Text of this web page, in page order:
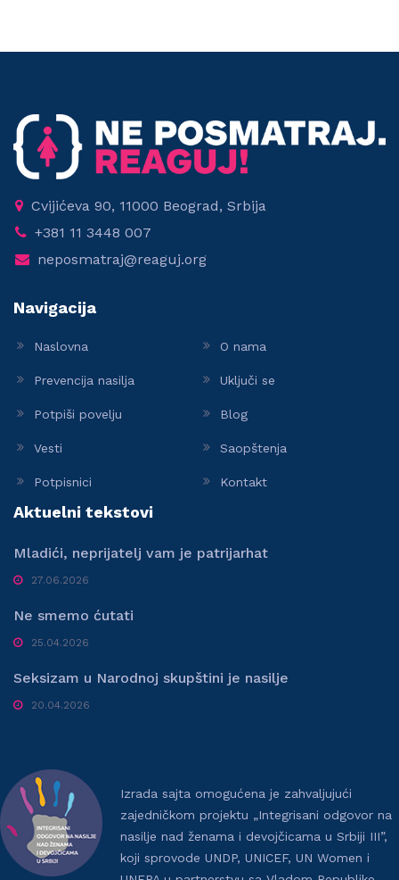
Cvijićeva 90, 11000 Beograd, Srbija
+381 11 3448 007
neposmatraj@reaguj.org
Navigacija
Naslovna O nama
Prevencija nasilja Uključi se
Potpiši povelju Blog
Vesti Saopštenja
Potpisnici Kontakt
Aktuelni tekstovi
Mladići, neprijatelj vam je patrijarhat
27.06.2026
Ne smemo ćutati
25.04.2026
Seksizam u Narodnoj skupštini je nasilje
20.04.2026
Izrada sajta omogućena je zahvaljujući
zajedničkom projektu „Integrisani odgovor na
nasilje nad ženama i devojčicama u Srbiji III”,
koji sprovode UNDP, UNICEF, UN Women i